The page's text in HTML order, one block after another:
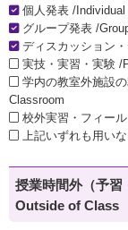
個人発表 /Individual
グループ発表 /
ディスカッション
実技・実習・実験 /
学内の教室外施設
Classroom
校外実習・フィー
上記いずれも用い
授業時間外（予
Outside of Class